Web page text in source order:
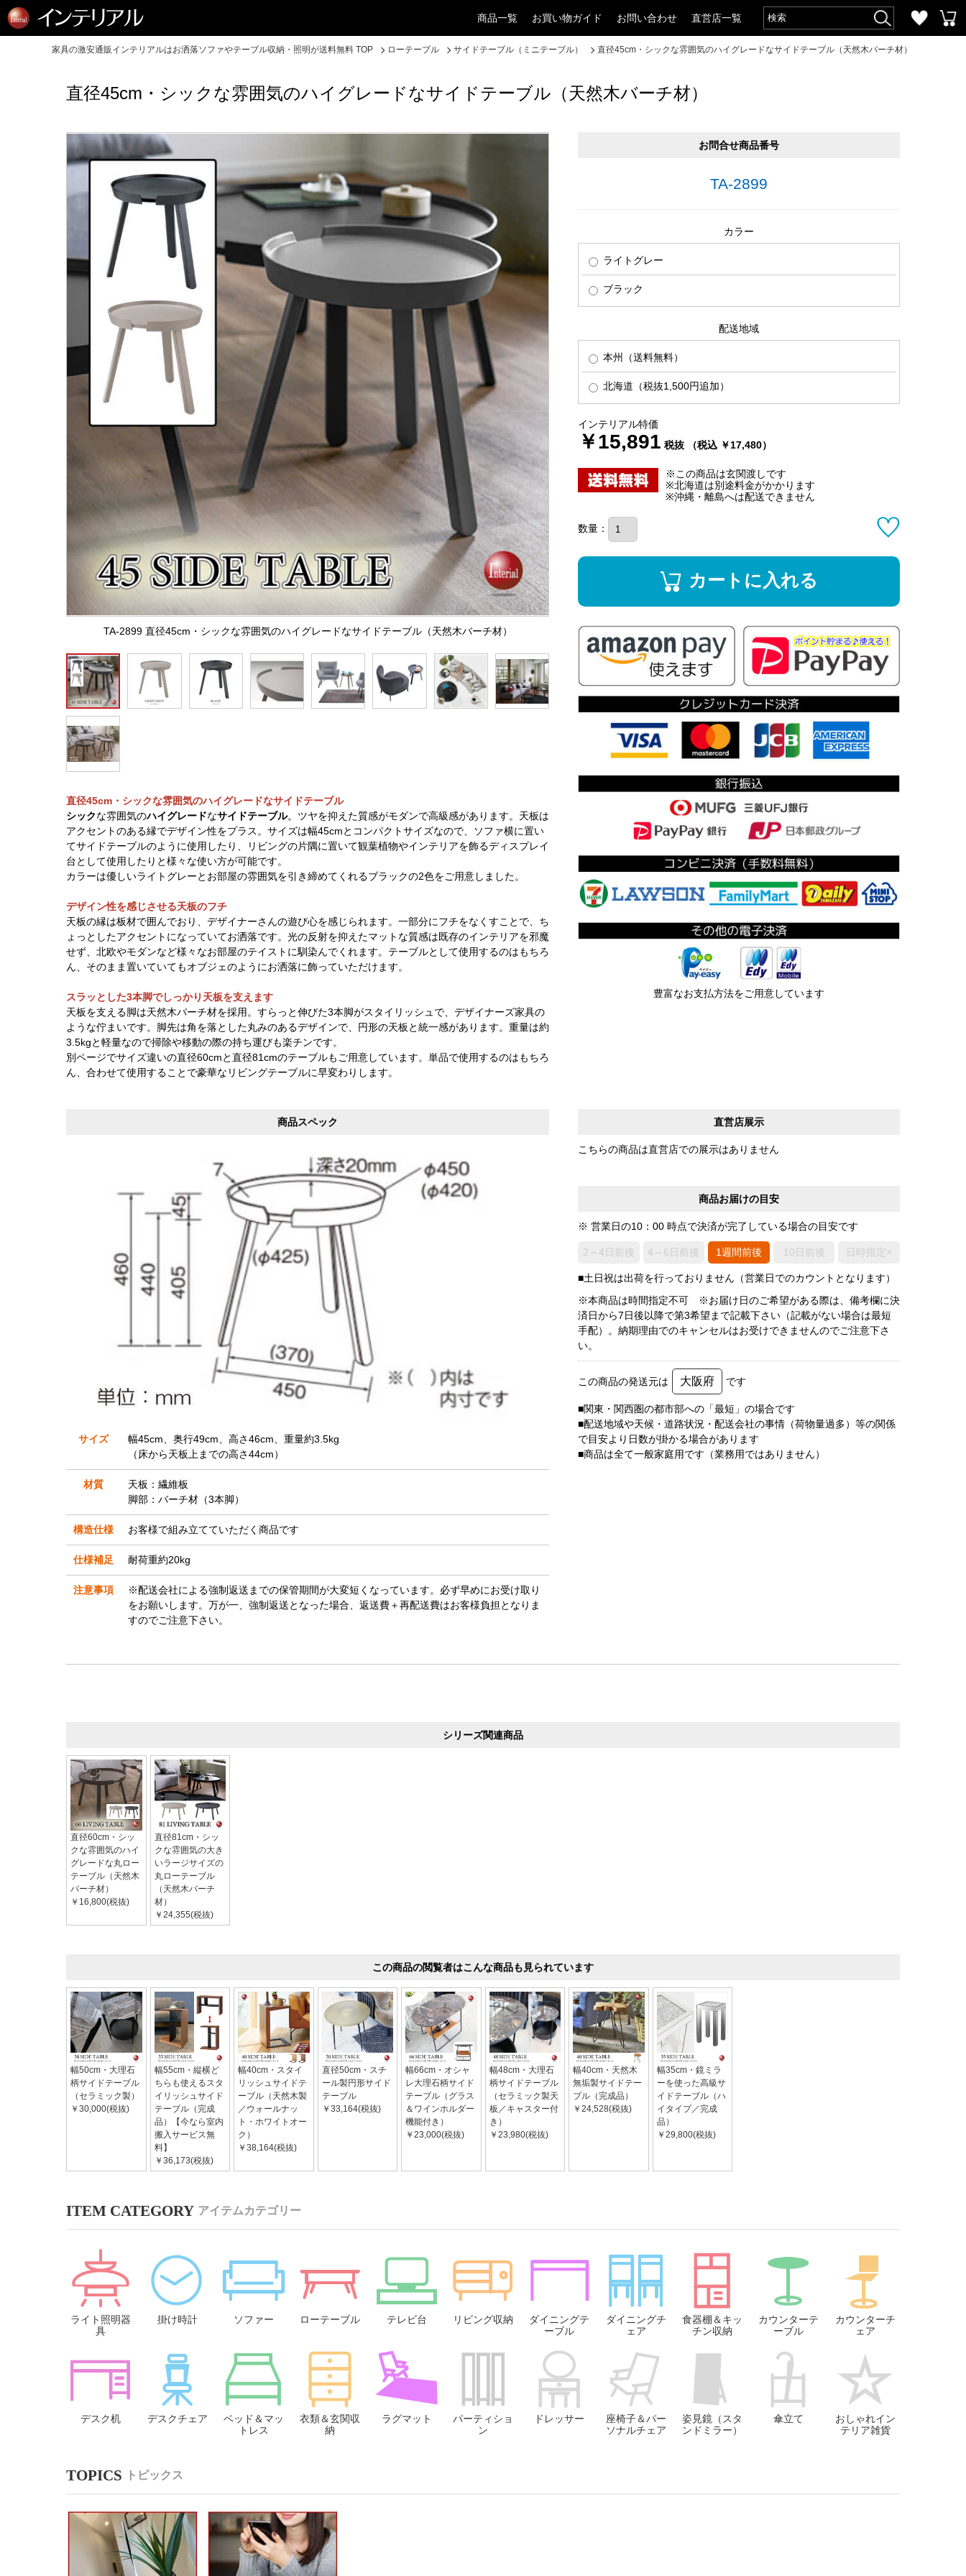
商品一覧 お買い物ガイド お問い合わせ 直営店一覧
家具の激安通販インテリアルはお洒落ソファやテーブル収納・照明が送料無料 TOP ローテーブル サイドテーブル（ミニテーブル） 直径45cm・シックな雰囲気のハイグレードなサイドテーブル（天然木バーチ材）
直径45cm・シックな雰囲気のハイグレードなサイドテーブル（天然木バーチ材）
TA-2899 直径45cm・シックな雰囲気のハイグレードなサイドテーブル（天然木バーチ材）
直径45cm・シックな雰囲気のハイグレードなサイドテーブル
シックな雰囲気のハイグレードなサイドテーブル。ツヤを抑えた質感がモダンで高級感があります。天板は
アクセントのある縁でデザイン性をプラス。サイズは幅45cmとコンパクトサイズなので、ソファ横に置い
てサイドテーブルのように使用したり、リビングの片隅に置いて観葉植物やインテリアを飾るディスプレイ
台として使用したりと様々な使い方が可能です。
カラーは優しいライトグレーとお部屋の雰囲気を引き締めてくれるブラックの2色をご用意しました。
デザイン性を感じさせる天板のフチ
天板の縁は板材で囲んでおり、デザイナーさんの遊び心を感じられます。一部分にフチをなくすことで、ち
ょっとしたアクセントになっていてお洒落です。光の反射を抑えたマットな質感は既存のインテリアを邪魔
せず、北欧やモダンなど様々なお部屋のテイストに馴染んでくれます。テーブルとして使用するのはもちろ
ん、そのまま置いていてもオブジェのようにお洒落に飾っていただけます。
スラッとした3本脚でしっかり天板を支えます
天板を支える脚は天然木バーチ材を採用。すらっと伸びた3本脚がスタイリッシュで、デザイナーズ家具の
ような佇まいです。脚先は角を落とした丸みのあるデザインで、円形の天板と統一感があります。重量は約
3.5kgと軽量なので掃除や移動の際の持ち運びも楽チンです。
別ページでサイズ違いの直径60cmと直径81cmのテーブルもご用意しています。単品で使用するのはもちろ
ん、合わせて使用することで豪華なリビングテーブルに早変わりします。
お問合せ商品番号
TA-2899
カラー
ライトグレー
ブラック
配送地域
本州（送料無料）
北海道（税抜1,500円追加）
インテリアル特価
￥15,891 税抜 （税込 ￥17,480）
※この商品は玄関渡しです
※北海道は別途料金がかかります
※沖縄・離島へは配送できません
数量：
カートに入れる
豊富なお支払方法をご用意しています
直営店展示
こちらの商品は直営店での展示はありません
商品お届けの目安
※ 営業日の10：00 時点で決済が完了している場合の目安です
2～4日前後 4～6日前後 1週間前後 10日前後 日時指定×
■土日祝は出荷を行っておりません（営業日でのカウントとなります）
※本商品は時間指定不可 ※お届け日のご希望がある際は、備考欄に決
済日から7日後以降で第3希望まで記載下さい（記載がない場合は最短
手配）。納期理由でのキャンセルはお受けできませんのでご注意下さ
い。
この商品の発送元は 大阪府 です
■関東・関西圏の都市部への「最短」の場合です
■配送地域や天候・道路状況・配送会社の事情（荷物量過多）等の関係
で目安より日数が掛かる場合があります
■商品は全て一般家庭用です（業務用ではありません）
商品スペック
サイズ
幅45cm、奥行49cm、高さ46cm、重量約3.5kg
（床から天板上までの高さ44cm）
材質
天板：繊維板
脚部：バーチ材（3本脚）
構造仕様 お客様で組み立てていただく商品です
仕様補足 耐荷重約20kg
注意事項
※配送会社による強制返送までの保管期間が大変短くなっています。必ず早めにお受け取り
をお願いします。万が一、強制返送となった場合、返送費＋再配送費はお客様負担となりま
すのでご注意下さい。
シリーズ関連商品
直径60cm・シッ
クな雰囲気のハイ
グレードな丸ロー
テーブル（天然木
バーチ材）
￥16,800(税抜)
直径81cm・シッ
クな雰囲気の大き
いラージサイズの
丸ローテーブル
（天然木バーチ
材）
￥24,355(税抜)
この商品の閲覧者はこんな商品も見られています
幅50cm・大理石
柄サイドテーブル
（セラミック製）
￥30,000(税抜)
幅55cm・縦横ど
ちらも使えるスタ
イリッシュサイド
テーブル（完成
品）【今なら室内
搬入サービス無
料】
￥36,173(税抜)
幅40cm・スタイ
リッシュサイドテ
ーブル（天然木製
／ウォールナッ
ト・ホワイトオー
ク）
￥38,164(税抜)
直径50cm・スチ
ール製円形サイド
テーブル
￥33,164(税抜)
幅66cm・オシャ
レ大理石柄サイド
テーブル（グラス
＆ワインホルダー
機能付き）
￥23,000(税抜)
幅48cm・大理石
柄サイドテーブル
（セラミック製天
板／キャスター付
き）
￥23,980(税抜)
幅40cm・天然木
無垢製サイドテー
ブル（完成品）
￥24,528(税抜)
幅35cm・鏡ミラ
ーを使った高級サ
イドテーブル（ハ
イタイプ／完成
品）
￥29,800(税抜)
アイテムカテゴリー
ライト照明器
具
掛け時計 ソファー ローテーブル テレビ台 リビング収納
ダイニングテ
ーブル
ダイニングチ
ェア
食器棚＆キッ
チン収納
カウンターテ
ーブル
カウンターチ
ェア
デスク机 デスクチェア
ベッド＆マッ
トレス
衣類＆玄関収
納
ラグマット
パーティショ
ン
ドレッサー
座椅子＆パー
ソナルチェア
姿見鏡（スタ
ンドミラー）
傘立て
おしゃれイン
テリア雑貨
トピックス